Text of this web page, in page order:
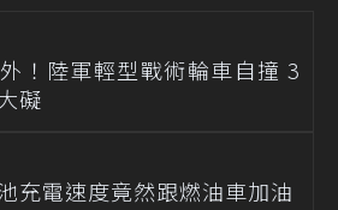
！陸軍輕型戰術輪車自撞 3
礙
充電速度竟然跟燃油車加油